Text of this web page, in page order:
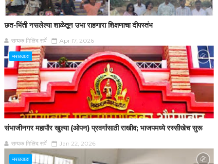
छत-भिंती नसलेल्या शाळेतून उभा राहणारा शिक्षणाचा दीपस्तंभ
सम्यक मिलिंद सर्पे Apr 17, 2026
मराठवाडा
संभाजीनगर महापौर खुल्या (ओपन) प्रवर्गासाठी राखीव; भाजपमध्ये रस्सीखेच सुरू
सम्यक मिलिंद सर्पे Jan 22, 2026
मराठवाडा